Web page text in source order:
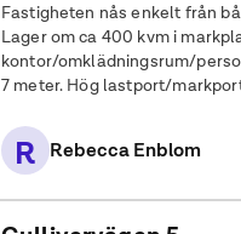
Fastigheten nås enkelt från
Lager om ca 400 kvm i
kontor/omklädningsrum/personalyta att hyra
7 meter. Hög lastport/
R Rebecca Enblom